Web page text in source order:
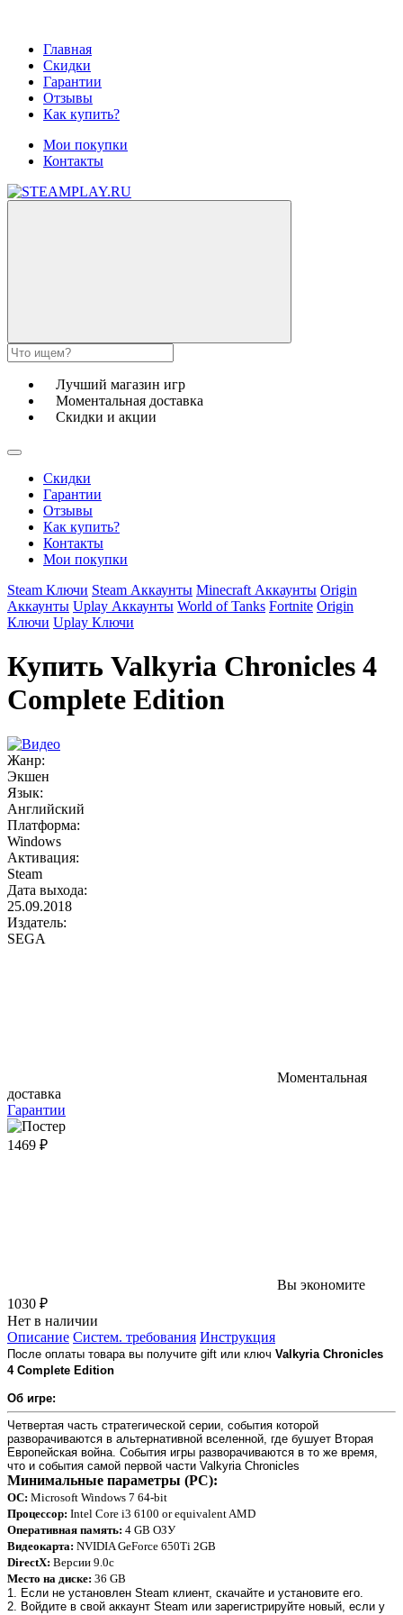
Главная
Скидки
Гарантии
Отзывы
Как купить?
Мои покупки
Контакты
Лучший магазин игр
Моментальная доставка
Скидки и акции
Скидки
Гарантии
Отзывы
Как купить?
Контакты
Мои покупки
Steam Ключи Steam Аккаунты Minecraft Аккаунты Origin
Аккаунты Uplay Аккаунты World of Tanks Fortnite Origin
Ключи Uplay Ключи
Купить Valkyria Chronicles 4
Complete Edition
Жанр:
Экшен
Язык:
Английский
Платформа:
Windows
Активация:
Steam
Дата выхода:
25.09.2018
Издатель:
SEGA
Моментальная
доставка
Гарантии
1469 ₽
Вы экономите
1030 ₽
Нет в наличии
Описание Систем. требования Инструкция
После оплаты товара вы получите gift или ключ Valkyria Chronicles
4 Complete Edition
Об игре:
Четвертая часть стратегической серии, события которой
разворачиваются в альтернативной вселенной, где бушует Вторая
Европейская война. События игры разворачиваются в то же время,
что и события самой первой части Valkyria Chronicles
Минимальные параметры (PC):
ОС: Microsoft Windows 7 64-bit
Процессор: Intel Core i3 6100 or equivalent AMD
Оперативная память: 4 GB ОЗУ
Видеокарта: NVIDIA GeForce 650Ti 2GB
DirectX: Версии 9.0c
Место на диске: 36 GB
1. Если не установлен Steam клиент, скачайте и установите его.
2. Войдите в свой аккаунт Steam или зарегистрируйте новый, если у